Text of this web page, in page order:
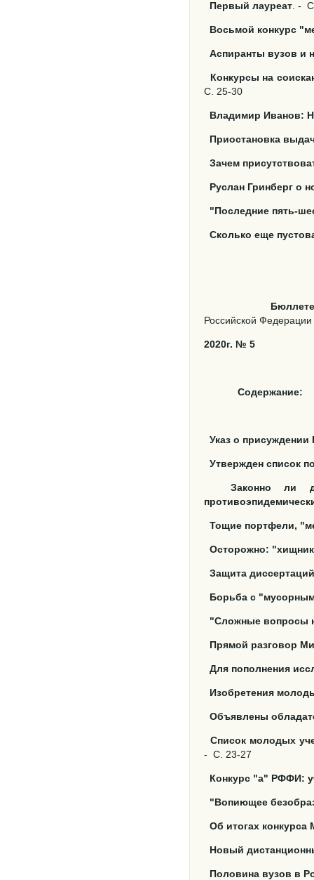
Первый лауреат . -
Восьмой конкурс
Аспиранты вузов и
Конкурсы на
С. 25-30
Владимир Иванов:
Приостановка
Зачем
Руслан Гринберг о
"Последние пять-
Сколько еще
Российской
2020г. № 5
Содержание:
Указ о присуждении
Утвержден список
Законно ли
Тощие портфели,
Осторожно:
Защита
Борьба с
"Сложные вопросы
Прямой разговор
Для пополнения
Изобретения
Объявлены
Список молодых
- С. 23-27
Конкурс "а" РФФИ:
"Вопиющее
Об итогах конкурса
Новый
Половина вузов в